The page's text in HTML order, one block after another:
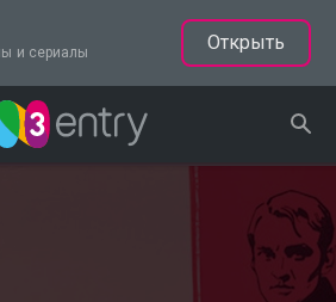
и сериалы
Открыть